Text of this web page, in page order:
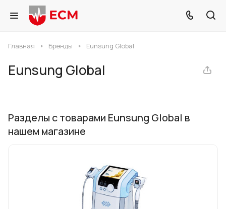
Главная Бренды Eunsung Global
Eunsung Global
Разделы с товарами Eunsung Global в
нашем магазине